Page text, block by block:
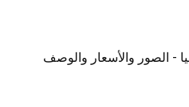
- الصور والأسعار والوصف